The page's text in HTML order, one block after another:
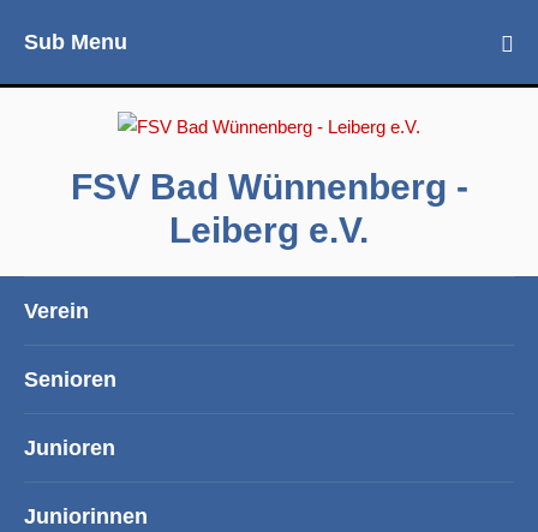
Sub Menu
FSV Bad Wünnenberg -
Leiberg e.V.
Verein
Senioren
Junioren
Juniorinnen